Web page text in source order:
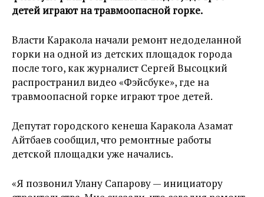
детей играют на травмоопасной горке.
Власти Каракола начали ремонт недоделанной
горки на одной из детских площадок города
после того, как журналист Сергей Высоцкий
распространил видео «Фэйсбуке», где на
травмоопасной горке играют трое детей.
Депутат городского кенеша Каракола Азамат
Айтбаев сообщил, что ремонтные работы
детской площадки уже начались.
«Я позвонил Улану Сапарову — инициатору